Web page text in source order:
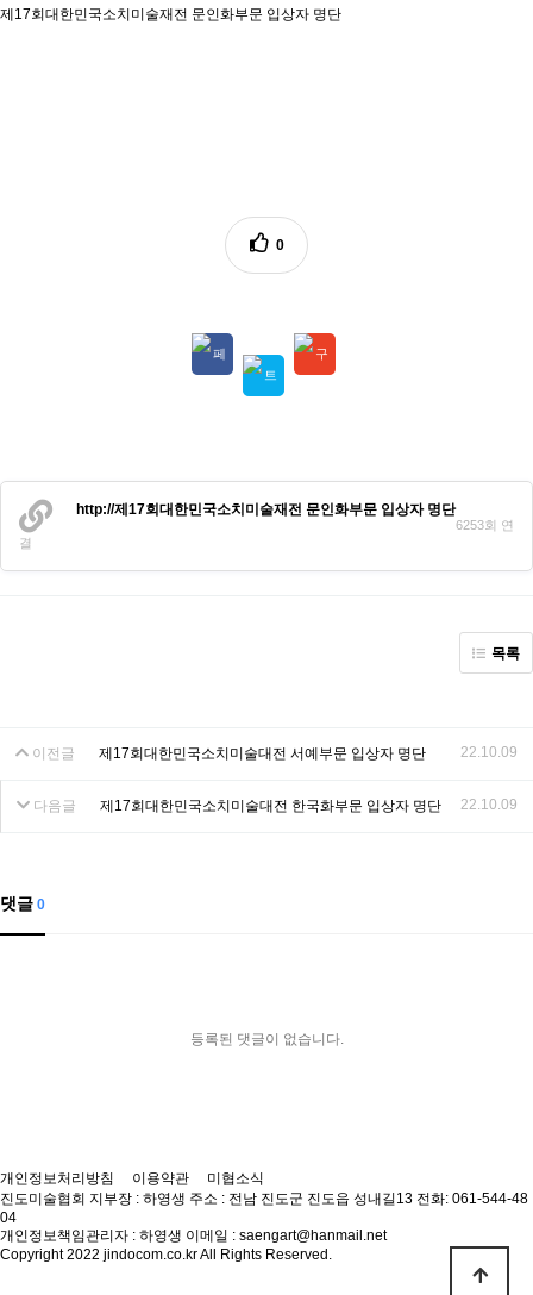
제17회대한민국소치미술재전 문인화부문 입상자 명단
0
http://제17회대한민국소치미술재전 문인화부문 입상자 명단
6253회 연
결
목록
이전글 제17회대한민국소치미술대전 서예부문 입상자 명단 22.10.09
다음글 제17회대한민국소치미술대전 한국화부문 입상자 명단 22.10.09
댓글 0
등록된 댓글이 없습니다.
개인정보처리방침 이용약관
미협소식
진도미술협회 지부장 : 하영생 주소 : 전남 진도군 진도읍 성내길13 전화: 061-544-48
04
개인정보책임관리자 : 하영생 이메일 : saengart@hanmail.net
Copyright 2022 jindocom.co.kr All Rights Reserved.